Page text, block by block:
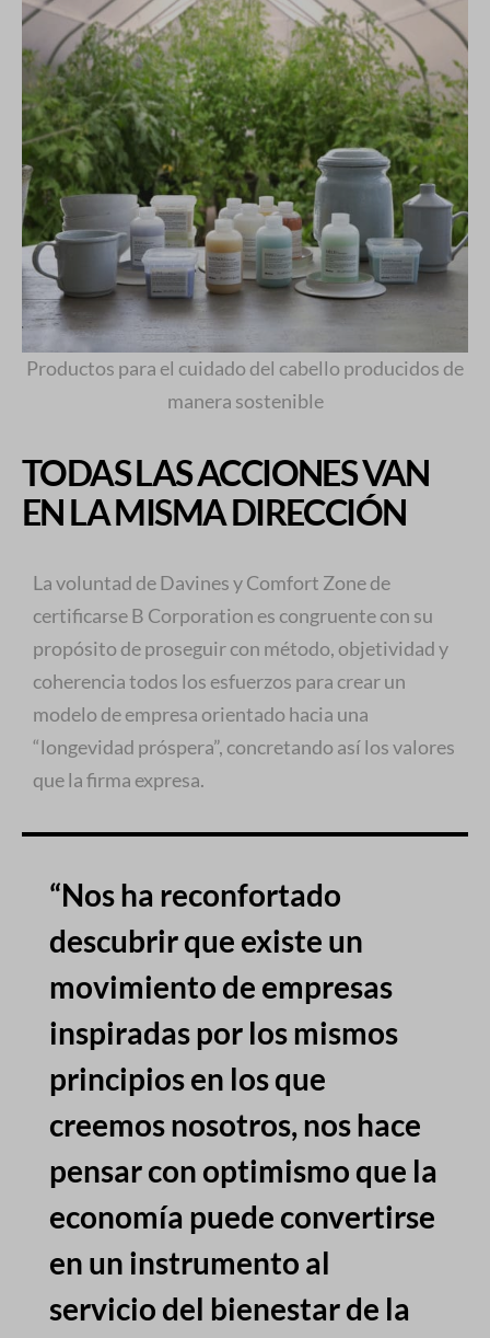
Productos para el cuidado del cabello producidos de
manera sostenible
TODAS LAS ACCIONES VAN
EN LA MISMA DIRECCIÓN
La voluntad de Davines y Comfort Zone de
certificarse B Corporation es congruente con su
propósito de proseguir con método, objetividad y
coherencia todos los esfuerzos para crear un
modelo de empresa orientado hacia una
“longevidad próspera”, concretando así los valores
que la firma expresa.
“Nos ha reconfortado
descubrir que existe un
movimiento de empresas
inspiradas por los mismos
principios en los que
creemos nosotros, nos hace
pensar con optimismo que la
economía puede convertirse
en un instrumento al
servicio del bienestar de la